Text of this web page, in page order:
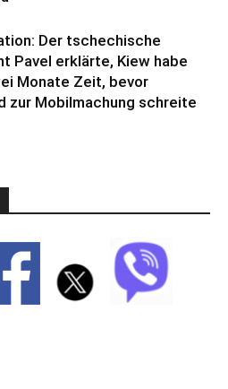
Der tschechische
Pavel erklärte, Kiew habe
Monate Zeit, bevor
zur Mobilmachung schreite